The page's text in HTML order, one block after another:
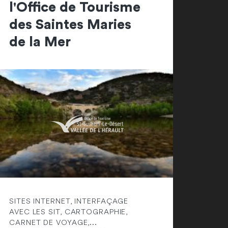
l'Office de Tourisme
des Saintes Maries
de la Mer
SITES INTERNET, INTERFAÇAGE
AVEC LES SIT, CARTOGRAPHIE,
CARNET DE VOYAGE,...